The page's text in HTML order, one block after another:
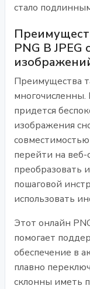
стало
PNG В
Преимущества
многочисленны.
придется
изображения
перейти на
преобразовать
пошаговой
использовать
Этот онлайн
помогает
обеспечение в
плавно
склонны иметь